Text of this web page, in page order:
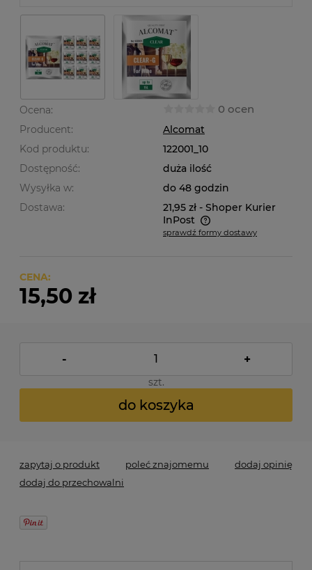
Ocena: 0 ocen
Producent:
Alcomat
Kod produktu:
122001_10
Dostępność:
duża ilość
Wysyłka w:
do 48 godzin
Dostawa:
21,95 zł - Shoper Kurier
InPost
Cena nie zawiera ewentualnych kosztów płatności
sprawdź formy dostawy
CENA:
15,50 zł
- +
szt.
do koszyka
zapytaj o produkt poleć znajomemu
dodaj opinię
dodaj do przechowalni